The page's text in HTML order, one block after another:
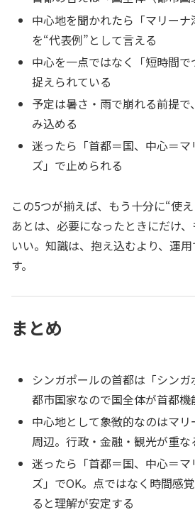
中心地を聞かれたら「マリーナ
を“代表例”として言える
中心を一点ではなく「短時間
捉えられている
予定は暑さ・雨で崩れる前提
み込める
迷ったら「首都＝国、中心＝
ズ」で止められる
この5つが揃えば、もう十分に“使え
あとは、必要になったときにだけ
いい。知識は、抱え込むより、運
す。
まとめ
シンガポールの首都は「シンガ
都市国家なので国全体が首都機
中心地として象徴的なのはマ
周辺。行政・金融・観光が重な
迷ったら「首都＝国、中心＝マ
ズ」でOK。点ではなく時間感
ると理解が安定する